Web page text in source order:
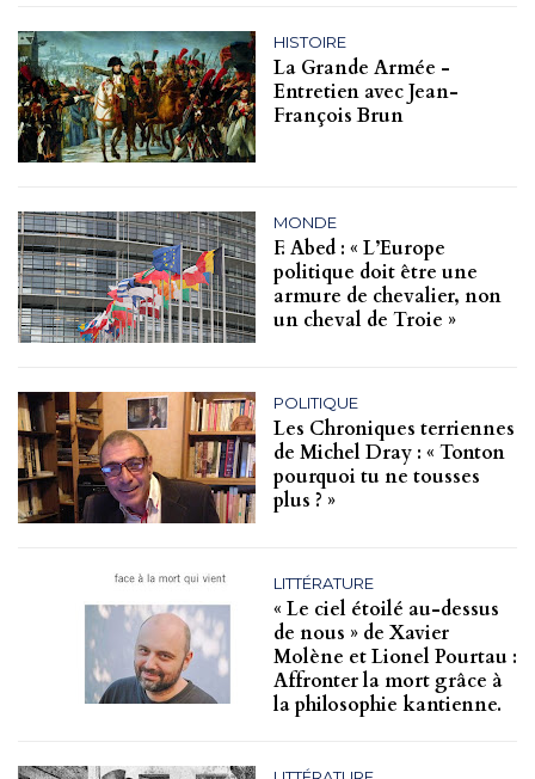
HISTOIRE
La Grande Armée -
Entretien avec Jean-
François Brun
MONDE
F. Abed : « L’Europe
politique doit être une
armure de chevalier, non
un cheval de Troie »
POLITIQUE
Les Chroniques terriennes
de Michel Dray : « Tonton
pourquoi tu ne tousses
plus ? »
LITTÉRATURE
« Le ciel étoilé au-dessus
de nous » de Xavier
Molène et Lionel Pourtau :
Affronter la mort grâce à
la philosophie kantienne.